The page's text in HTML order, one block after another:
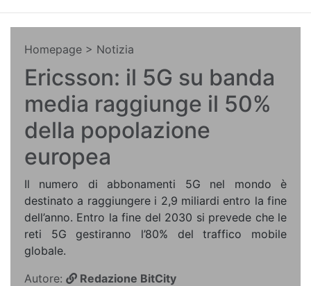
Homepage > Notizia
Ericsson: il 5G su banda
media raggiunge il 50%
della popolazione
europea
Il numero di abbonamenti 5G nel mondo è
destinato a raggiungere i 2,9 miliardi entro la fine
dell’anno. Entro la fine del 2030 si prevede che le
reti 5G gestiranno l’80% del traffico mobile
globale.
Autore:
Redazione BitCity